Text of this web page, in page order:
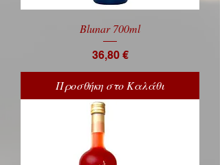
Blunar 700ml
Price
36,80 €
Προσθήκη στο Καλάθι